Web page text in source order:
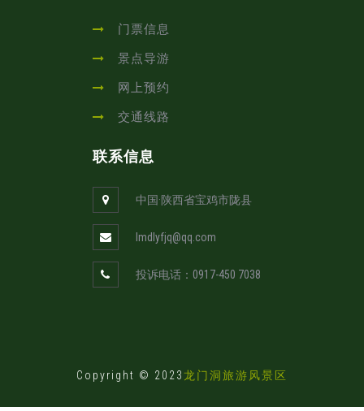
门票信息
景点导游
网上预约
交通线路
联系信息
中国·陕西省宝鸡市陇县
lmdlyfjq@qq.com
投诉电话：0917-450 7038
Copyright © 2023龙门洞旅游风景区